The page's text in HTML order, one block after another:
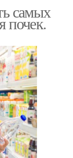
самых
почек.